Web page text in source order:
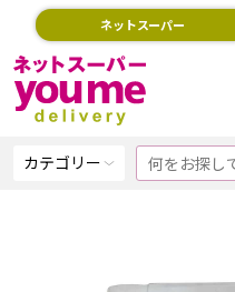
ネットスーパー
カテゴリー